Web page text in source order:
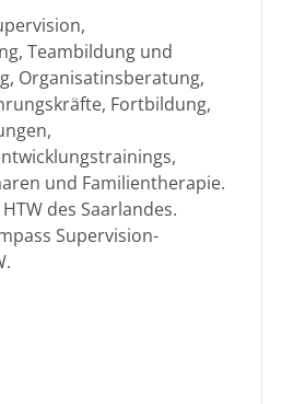
Teambildung und
Organisatinsberatung,
Fortbildung,
und Familientherapie.
des Saarlandes.
Supervision-